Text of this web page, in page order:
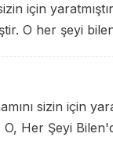
için
O her şeyi
sizin için
Her Şeyi